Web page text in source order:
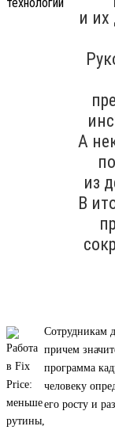
и
А
из
В
Сотрудникам
причем
программа
человеку
его росту и